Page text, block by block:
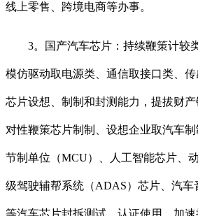
线上零售、跨境电商等办事。
3。国产汽车芯片：持续鞭策计较类
模仿驱动取电源类、通信取接口类、
芯片设想、制制和封测能力，提拔财
对性鞭策芯片制制、设想企业取汽车
节制单位（MCU）、人工智能芯片、
级驾驶辅帮系统（ADAS）芯片、汽车